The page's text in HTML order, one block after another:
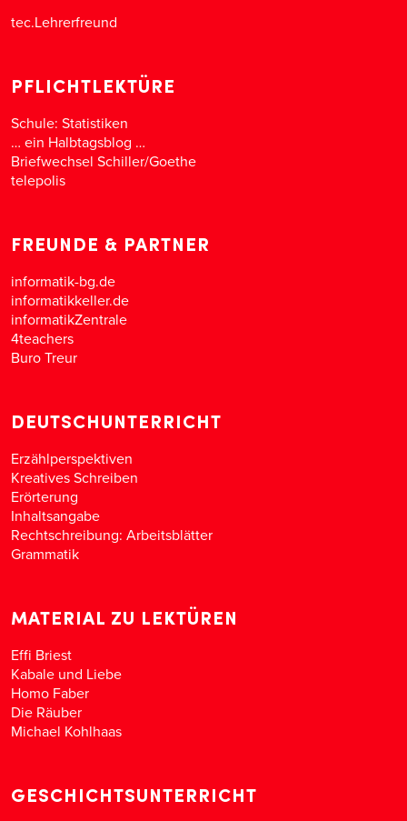
tec.Lehrerfreund
PFLICHTLEKTÜRE
Schule: Statistiken
… ein Halbtagsblog …
Briefwechsel Schiller/Goethe
telepolis
FREUNDE & PARTNER
informatik-bg.de
informatikkeller.de
informatikZentrale
4teachers
Buro Treur
DEUTSCHUNTERRICHT
Erzählperspektiven
Kreatives Schreiben
Erörterung
Inhaltsangabe
Rechtschreibung: Arbeitsblätter
Grammatik
MATERIAL ZU LEKTÜREN
Effi Briest
Kabale und Liebe
Homo Faber
Die Räuber
Michael Kohlhaas
GESCHICHTSUNTERRICHT